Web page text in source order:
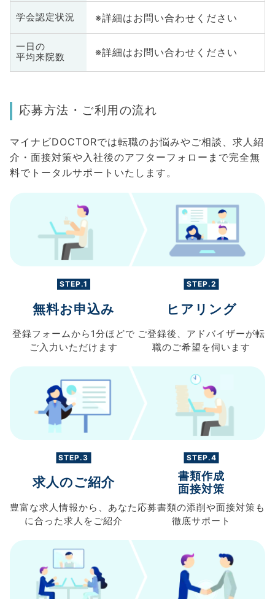
学会認定状況 ※詳細はお問い合わせください
一日の
平均来院数
※詳細はお問い合わせください
応募方法・ご利用の流れ
マイナビDOCTORでは転職のお悩みやご相談、求人紹
介・面接対策や入社後のアフターフォローまで完全無
料でトータルサポートいたします。
STEP.1
無料お申込み
登録フォームから 1分ほどで
ご入力 いただけます
STEP.2
ヒアリング
ご登録後、 アドバイザーが転
職のご希望を伺います
STEP.3
求人のご紹介
豊富な求人情報から、 あなた
に合った求人を ご紹介
STEP.4
書類作成
面接対策
応募書類の添削や面接対策も
徹底サポート